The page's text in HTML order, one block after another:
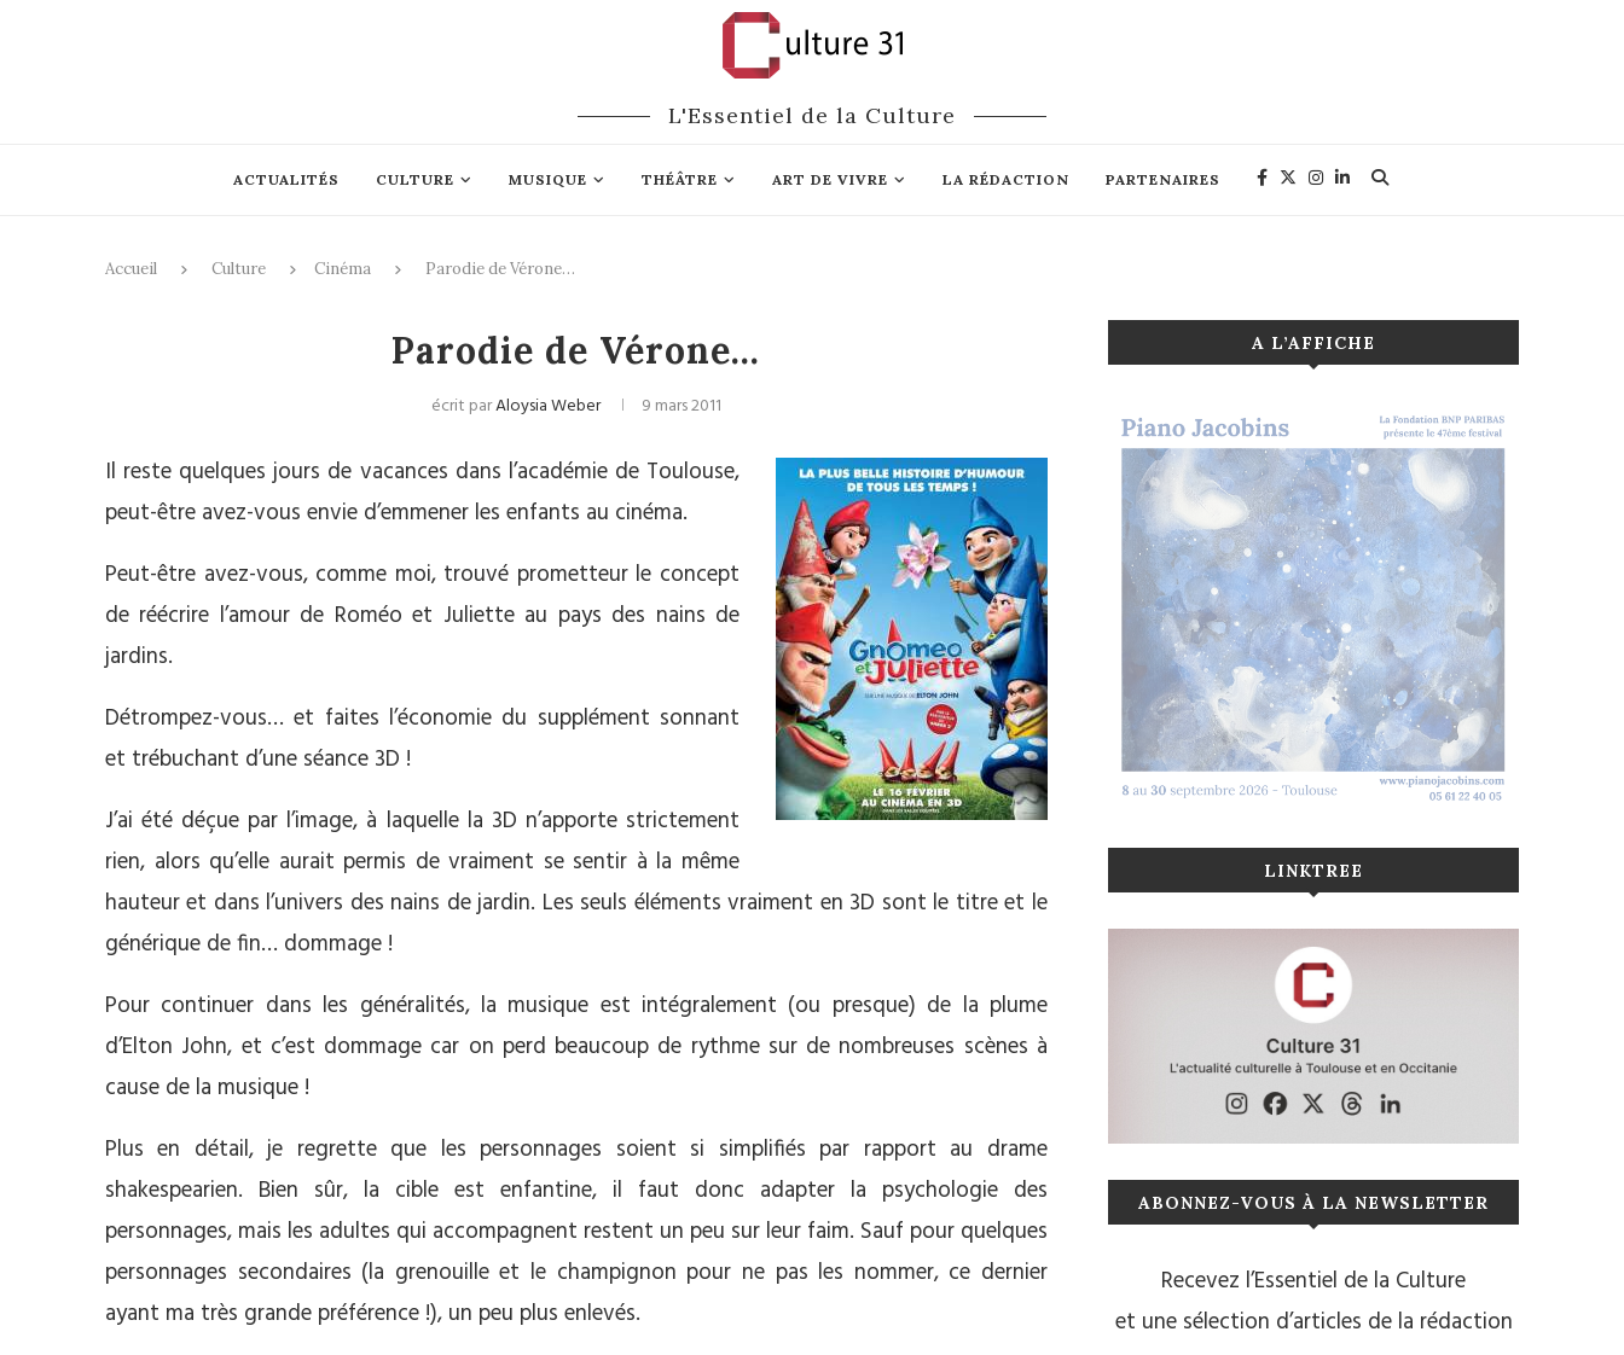
L'Essentiel de la Culture
ACTUALITÉS CULTURE MUSIQUE THÉÂTRE ART DE VIVRE LA RÉDACTION PARTENAIRES
Accueil Culture Cinéma Parodie de Vérone…
Parodie de Vérone…
écrit parAloysia Weber 9 mars 2011
Il reste quelques jours de vacances dans l’académie de Toulouse,
peut-être avez-vous envie d’emmener les enfants au cinéma.
Peut-être avez-vous, comme moi, trouvé prometteur le concept
de réécrire l’amour de Roméo et Juliette au pays des nains de
jardins.
Détrompez-vous… et faites l’économie du supplément sonnant
et trébuchant d’une séance 3D !
J’ai été déçue par l’image, à laquelle la 3D n’apporte strictement
rien, alors qu’elle aurait permis de vraiment se sentir à la même
hauteur et dans l’univers des nains de jardin. Les seuls éléments vraiment en 3D sont le titre et le
générique de fin… dommage !
Pour continuer dans les généralités, la musique est intégralement (ou presque) de la plume
d’Elton John, et c’est dommage car on perd beaucoup de rythme sur de nombreuses scènes à
cause de la musique !
Plus en détail, je regrette que les personnages soient si simplifiés par rapport au drame
shakespearien. Bien sûr, la cible est enfantine, il faut donc adapter la psychologie des
personnages, mais les adultes qui accompagnent restent un peu sur leur faim. Sauf pour quelques
personnages secondaires (la grenouille et le champignon pour ne pas les nommer, ce dernier
ayant ma très grande préférence !), un peu plus enlevés.
A L’AFFICHE
LINKTREE
ABONNEZ-VOUS À LA NEWSLETTER
Recevez l’Essentiel de la Culture
et une sélection d’articles de la rédaction